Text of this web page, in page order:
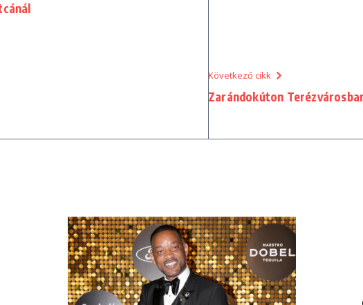
Következő cikk
Zarándokúton